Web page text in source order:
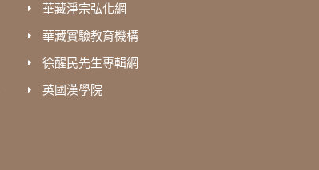
華藏淨宗弘化網
華藏實驗教育機構
徐醒民先生專輯網
英國漢學院